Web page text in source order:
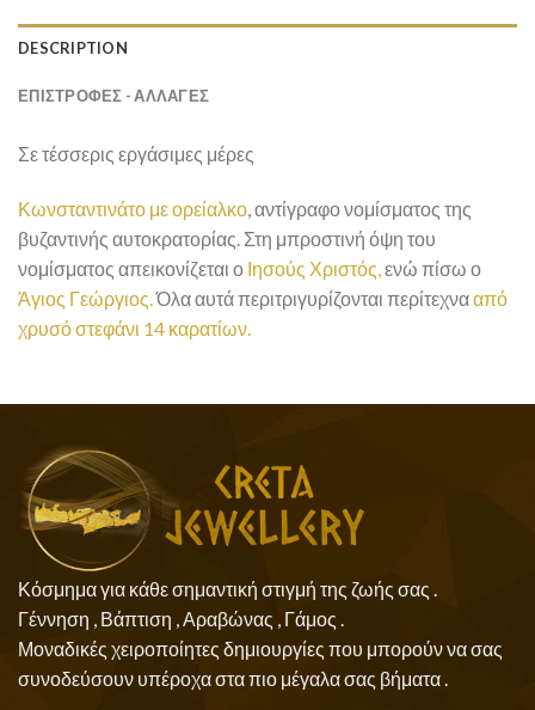
DESCRIPTION
ΕΠΙΣΤΡΟΦΕΣ - ΑΛΛΑΓΕΣ
Σε τέσσερις εργάσιμες μέρες
Κωνσταντινάτο με ορείαλκο, αντίγραφο νομίσματος της
βυζαντινής αυτοκρατορίας. Στη μπροστινή όψη του
νομίσματος απεικονίζεται ο Ιησούς Χριστός,ενώ πίσω ο
Άγιος Γεώργιος.Όλα αυτά περιτριγυρίζονται περίτεχνααπό
χρυσό στεφάνι 14 καρατίων.
Κόσμημα για κάθε σημαντική στιγμή της ζωής σας .
Γέννηση , Βάπτιση , Αραβώνας , Γάμος .
Μοναδικές χειροποίητες δημιουργίες που μπορούν να σας
συνοδεύσουν υπέροχα στα πιο μέγαλα σας βήματα .